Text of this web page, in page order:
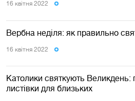
16 квiтня 2022
Вербна неділя: як правильно
16 квiтня 2022
Католики святкують Великдень:
листівки для близьких